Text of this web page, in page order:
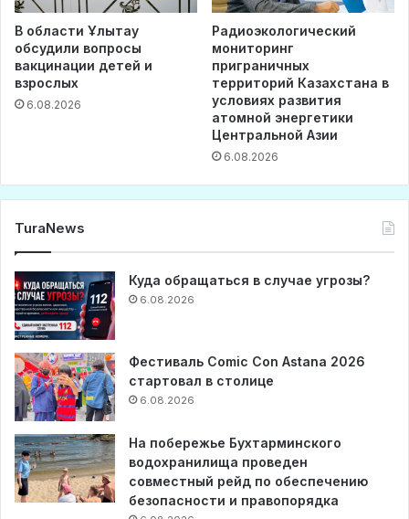
В области Ұлытау
обсудили вопросы
вакцинации детей и
взрослых
6.08.2026
Радиоэкологический
мониторинг
приграничных
территорий Казахстана в
условиях развития
атомной энергетики
Центральной Азии
6.08.2026
TuraNews
Куда обращаться в случае угрозы?
6.08.2026
Фестиваль Comic Con Astana 2026
стартовал в столице
6.08.2026
На побережье Бухтарминского
водохранилища проведен
совместный рейд по обеспечению
безопасности и правопорядка